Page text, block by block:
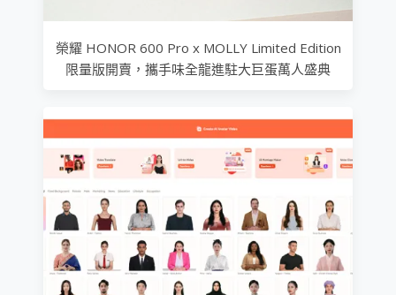
榮耀 HONOR 600 Pro x MOLLY Limited Edition
限量版開賣，攜手味全龍進駐大巨蛋萬人盛典